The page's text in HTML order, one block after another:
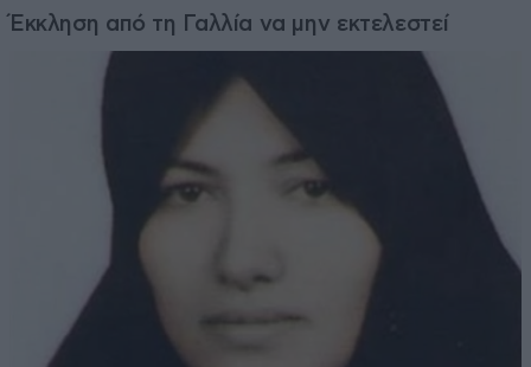
Έκκληση από τη Γαλλία να μην εκτελεστεί